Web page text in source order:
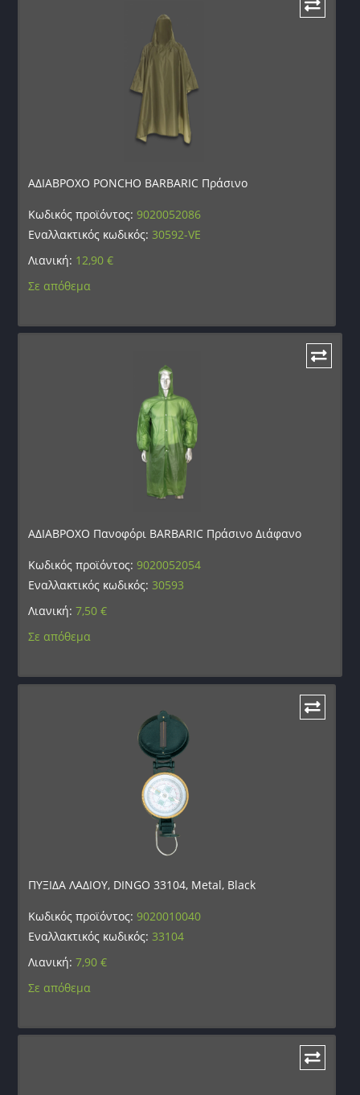
ΑΔΙΑΒΡΟΧΟ PONCHO BARBARIC Πράσινο
Κωδικός προϊόντος:9020052086
Εναλλακτικός κωδικός: 30592-VE
Λιανική: 12,90€
Σε απόθεμα
ΑΔΙΑΒΡΟΧΟ Πανοφόρι BARBARIC Πράσινο Διάφανο
Κωδικός προϊόντος:9020052054
Εναλλακτικός κωδικός: 30593
Λιανική:7,50€
Σε απόθεμα
ΠΥΞΙΔΑ ΛΑΔΙΟΥ, DINGO 33104, Metal, Black
Κωδικός προϊόντος:9020010040
Εναλλακτικός κωδικός: 33104
Λιανική:7,90€
Σε απόθεμα